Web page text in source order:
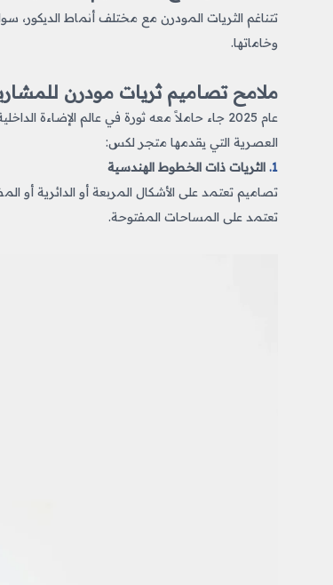
تتناغم الثريات المودرن مع مختلف أنماط الديكور،
وخاماتها.
ملامح تصاميم ثريات مودرن للمشاريع
عام 2025 جاء حاملاً معه ثورة في عالم
العصرية التي يقدمها متجر لكس:
1. الثريات ذات الخطوط الهندسية
تصاميم تعتمد على الأشكال المربعة أو الدائرية أو
تعتمد على المساحات المفتوحة.